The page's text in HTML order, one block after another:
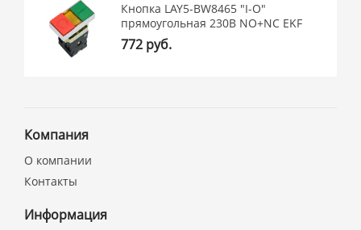
Кнопка LAY5-BW8465 "I-O"
прямоугольная 230В NO+NC EKF
772 руб.
Компания
О компании
Контакты
Информация